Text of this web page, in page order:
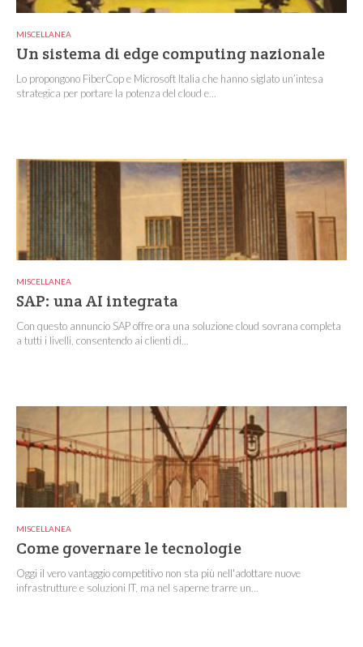
MISCELLANEA
Un sistema di edge computing nazionale
Lo propongono FiberCop e Microsoft Italia che hanno siglato un’intesa
strategica per portare la potenza del cloud e...
MISCELLANEA
SAP: una AI integrata
Con questo annuncio SAP offre ora una soluzione cloud sovrana completa
a tutti i livelli, consentendo ai clienti di...
MISCELLANEA
Come governare le tecnologie
Oggi il vero vantaggio competitivo non sta più nell'adottare nuove
infrastrutture e soluzioni IT, ma nel saperne trarre un...